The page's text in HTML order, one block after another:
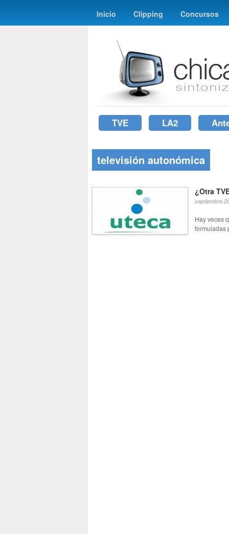
Inicio Clipping Concursos
TVE LA2
televisión autonómica
¿Otra
septiembre
Hay veces
formuladas